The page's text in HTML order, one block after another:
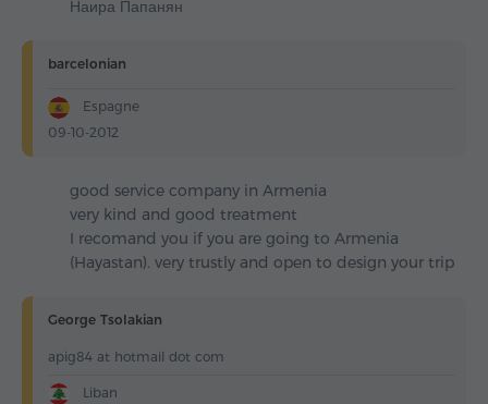
Наира Папанян
barcelonian
Espagne
09-10-2012
good service company in Armenia
very kind and good treatment
I recomand you if you are going to Armenia
(Hayastan). very trustly and open to design your trip
George Tsolakian
apig84 at hotmail dot com
Liban